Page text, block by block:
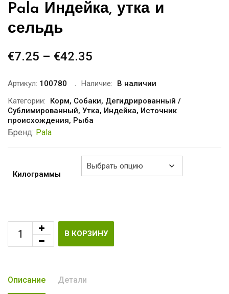
Pala Индейка, утка и
сельдь
€7.25 – €42.35
€7.25
–
€42.35
Артикул: 100780 Наличие:
В наличии
Категории:
Корм, Собаки, Дегидрированный /
Сублимированный, Утка, Индейка, Источник
происхождения, Рыба
Бренд: Pala
Килограммы
В КОРЗИНУ
Описание Детали